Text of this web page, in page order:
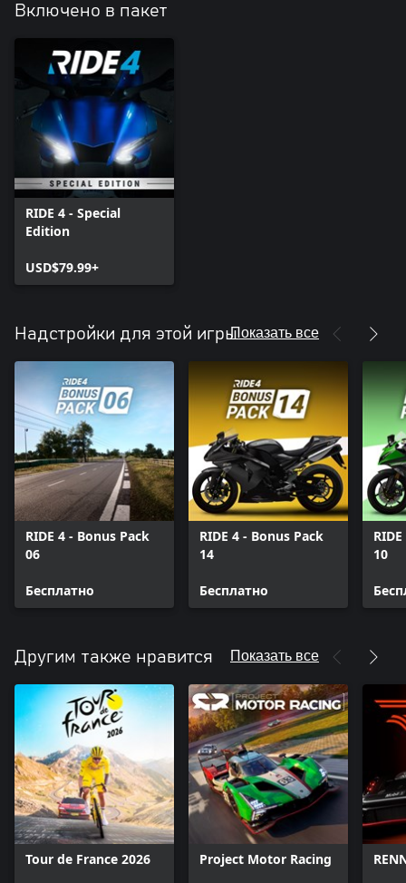
Включено в пакет
RIDE 4 - Special
Edition
USD$79.99+
Надстройки для этой игрыПоказать все
RIDE 4 - Bonus Pack
06
Бесплатно
RIDE 4 - Bonus Pack
14
Бесплатно
10
Другим также нравится Показать все
Tour de France 2026 Project Motor Racing